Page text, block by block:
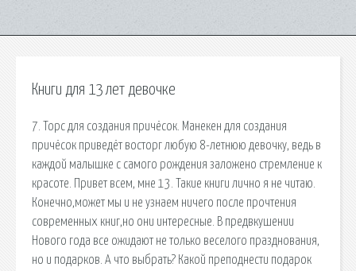
Книги для 13 лет девочке
7. Торс для создания причёсок. Манекен для создания
причёсок приведёт восторг любую 8-летнюю девочку, ведь в
каждой малышке с самого рождения заложено стремление к
красоте. Привет всем, мне 13. Такие книги лично я не читаю.
Конечно,может мы и не узнаем ничего после прочтения
современных книг,но они интересные. В предвкушении
Нового года все ожидают не только веселого празднования,
но и подарков. А что выбрать? Какой преподнести подарок